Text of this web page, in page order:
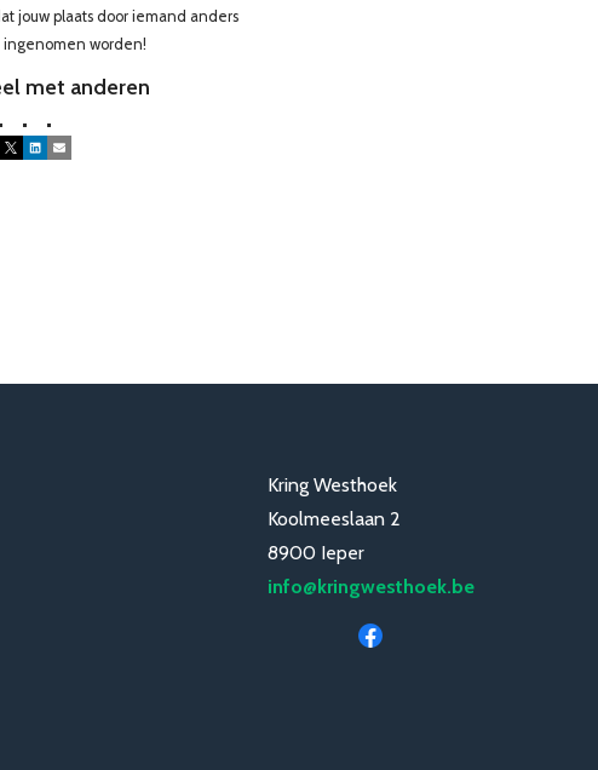
jouw plaats door iemand anders
ingenomen worden!
met anderen
X LinkedInE-mail
Kring Westhoek
Koolmeeslaan 2
8900 Ieper
info@kringwesthoek.be